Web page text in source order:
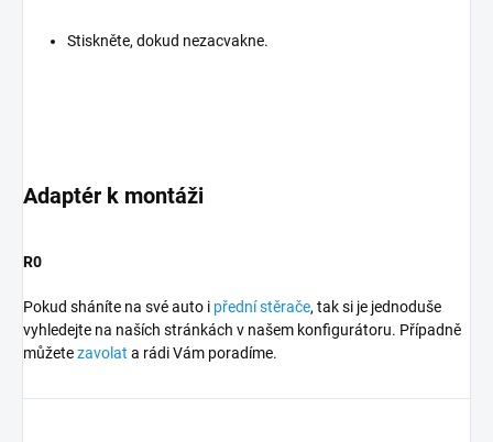
Stiskněte, dokud nezacvakne.
Adaptér k montáži
R0
Pokud sháníte na své auto i přední stěrače, tak si je jednoduše
vyhledejte na naších stránkách v našem konfigurátoru. Případně
můžetezavolat a rádi Vám poradíme.